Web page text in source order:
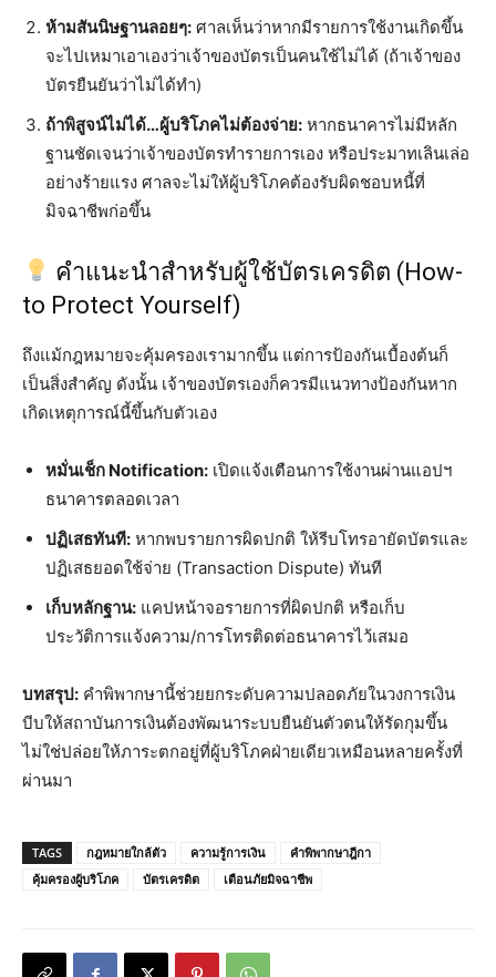
ห้ามสันนิษฐานลอยๆ: ศาลเห็นว่าหากมีรายการใช้งานเกิดขึ้น
จะไปเหมาเอาเองว่าเจ้าของบัตรเป็นคนใช้ไม่ได้ (ถ้าเจ้าของ
บัตรยืนยันว่าไม่ได้ทำ)
ถ้าพิสูจน์ไม่ได้…ผู้บริโภคไม่ต้องจ่าย: หากธนาคารไม่มีหลัก
ฐานชัดเจนว่าเจ้าของบัตรทำรายการเอง หรือประมาทเลินเล่อ
อย่างร้ายแรง ศาลจะไม่ให้ผู้บริโภคต้องรับผิดชอบหนี้ที่
มิจฉาชีพก่อขึ้น
คำแนะนำสำหรับผู้ใช้บัตรเครดิต (How-
to Protect Yourself)
ถึงแม้กฎหมายจะคุ้มครองเรามากขึ้น แต่การป้องกันเบื้องต้นก็
เป็นสิ่งสำคัญ ดังนั้น เจ้าของบัตรเองก็ควรมีแนวทางป้องกันหาก
เกิดเหตุการณ์นี้ขึ้นกับตัวเอง
หมั่นเช็ก Notification: เปิดแจ้งเตือนการใช้งานผ่านแอปฯ
ธนาคารตลอดเวลา
ปฏิเสธทันที: หากพบรายการผิดปกติ ให้รีบโทรอายัดบัตรและ
ปฏิเสธยอดใช้จ่าย (Transaction Dispute) ทันที
เก็บหลักฐาน: แคปหน้าจอรายการที่ผิดปกติ หรือเก็บ
ประวัติการแจ้งความ/การโทรติดต่อธนาคารไว้เสมอ
บทสรุป: คำพิพากษานี้ช่วยยกระดับความปลอดภัยในวงการเงิน
บีบให้สถาบันการเงินต้องพัฒนาระบบยืนยันตัวตนให้รัดกุมขึ้น
ไม่ใช่ปล่อยให้ภาระตกอยู่ที่ผู้บริโภคฝ่ายเดียวเหมือนหลายครั้งที่
ผ่านมา
TAGS กฎหมายใกล้ตัว ความรู้การเงิน
คำพิพากษาฎีกา
คุ้มครองผู้บริโภค
บัตรเครดิต เตือนภัยมิจฉาชีพ